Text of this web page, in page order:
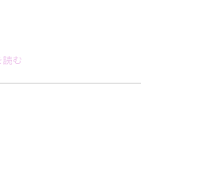
読む